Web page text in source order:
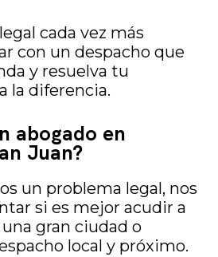
cada vez más
con un despacho que
y resuelva tu
la diferencia.
abogado en
Juan?
un problema legal, nos
si es mejor acudir a
gran ciudad o
local y próximo.